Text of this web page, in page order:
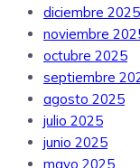
diciembre 2025
noviembre
octubre 2025
septiembre
agosto 2025
julio 2025
junio 2025
mayo 2025